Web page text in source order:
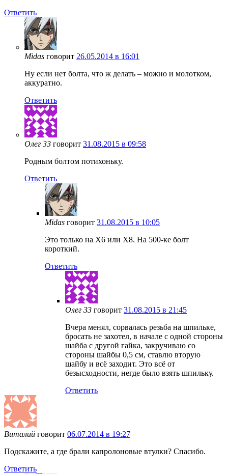
Ответить
Midas говорит 26.05.2014 в 16:01
Ну если нет болта, что ж делать – можно и молотком,
аккуратно.
Ответить
Олег 33 говорит 31.08.2015 в 09:58
Родным болтом потихоньку.
Ответить
Midas говорит 31.08.2015 в 10:05
Это только на Х6 или Х8. На 500-ке болт
короткий.
Ответить
Олег 33 говорит 31.08.2015 в 21:45
Вчера менял, сорвалась резьба на шпильке,
бросать не захотел, в начале с одной стороны
шайба с другой гайка, закручиваю со
стороны шайбы 0,5 см, ставлю вторую
шайбу и всё заходит. Это всё от
безысходности, негде было взять шпильку.
Ответить
Виталий говорит 06.07.2014 в 19:27
Подскажите, а где брали капролоновые втулки? Спасибо.
Ответить